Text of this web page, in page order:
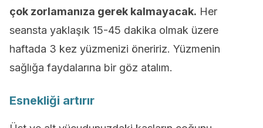
çok zorlamanıza gerek kalmayacak. Her
seansta yaklaşık 15-45 dakika olmak üzere
haftada 3 kez yüzmenizi öneririz. Yüzmenin
sağlığa faydalarına bir göz atalım.
Esnekliği artırır